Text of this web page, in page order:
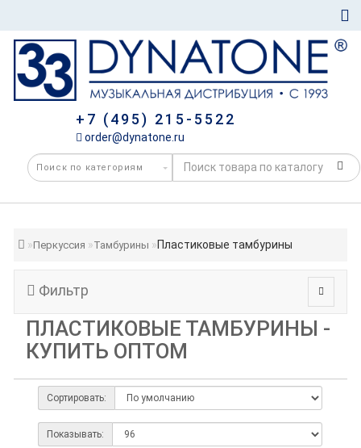
+7 (495) 215-5522
order@dynatone.ru
Перкуссия Тамбурины Пластиковые тамбурины
Фильтр
ПЛАСТИКОВЫЕ ТАМБУРИНЫ -
КУПИТЬ ОПТОМ
Сортировать:
Показывать: